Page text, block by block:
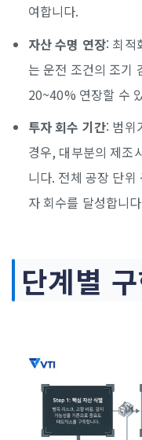
여합니다.
자산 수명 연장: 최적
는 운전 조건의 조기
20~40% 연장할 수
투자 회수 기간: 범위
경우, 대부분의 제조
니다. 전체 공장 단
자 회수를 달성합니
단계별